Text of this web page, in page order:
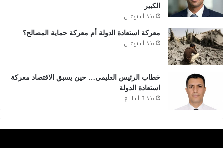
الكبير
منذ أسبوعين
معركة استعادة الدولة أم معركة حماية المصالح؟
منذ أسبوعين
خطاب الرئيس العليمي… حين يسبق الاقتصاد معركة
استعادة الدولة
منذ 3 أسابيع